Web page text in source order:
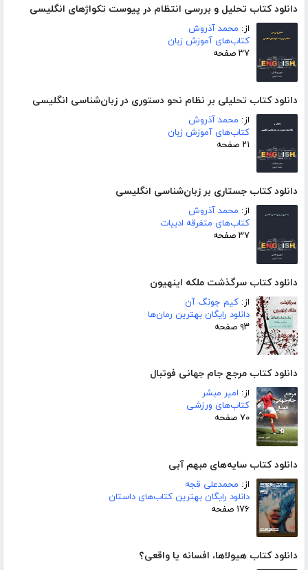
دانلود کتاب تحلیل و بررسی انتظام در پیوست تکواژهای انگلیسی
از: محمد آذروش
کتاب‌های آموزش زبان
۳۷ صفحه
دانلود کتاب تحلیلی بر نظام نحو دستوری در زبان‌شناسی انگلیسی
از: محمد آذروش
کتاب‌های آموزش زبان
۲۱ صفحه
دانلود کتاب جستاری بر زبان‌شناسی انگلیسی
از: محمد آذروش
کتاب‌های متفرقه ادبیات
۳۷ صفحه
دانلود کتاب سرگذشت ملکه اینهیون
از: کیم جونگ آن
دانلود رایگان بهترین رمان‌ها
۹۳ صفحه
دانلود کتاب مرجع جام جهانی فوتبال
از: امیر مبشر
کتاب‌های ورزشی
۷۰ صفحه
دانلود کتاب سایه‌های مبهم آبی
از: محمدعلی قجه
دانلود رایگان بهترین کتاب‌های داستان
۱۷۶ صفحه
دانلود کتاب هیولاها، افسانه یا واقعی؟